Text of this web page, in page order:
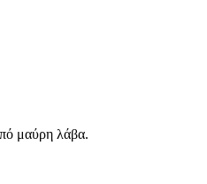
μαύρη λάβα.